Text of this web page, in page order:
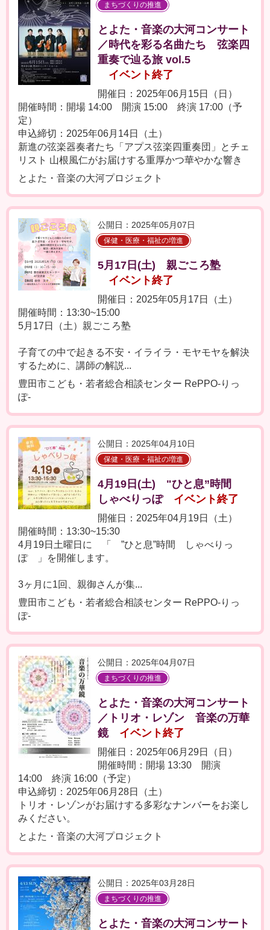
まちづくりの推進
とよた・音楽の大河コンサート
／時代を彩る名曲たち 弦楽四
重奏で辿る旅 vol.5
イベント終了
開催日：2025年06月15日（日）
開催時間：開場 14:00 開演 15:00 終演 17:00（予
定）
申込締切：2025年06月14日（土）
新進の弦楽器奏者たち「アプス弦楽四重奏団」とチェ
リスト 山根風仁がお届けする重厚かつ華やかな響き
とよた・音楽の大河プロジェクト
公開日：2025年05月07日
保健・医療・福祉の増進
5月17日(土) 親ごころ塾
イベント終了
開催日：2025年05月17日（土）
開催時間：13:30~15:00
5月17日（土）親ごころ塾
子育ての中で起きる不安・イライラ・モヤモヤを解決
するために、講師の解説...
豊田市こども・若者総合相談センター RePPO-りっ
ぽ-
公開日：2025年04月10日
保健・医療・福祉の増進
4月19日(土) "ひと息”時間
しゃべりっぽ
イベント終了
開催日：2025年04月19日（土）
開催時間：13:30~15:30
4月19日土曜日に 「 ”ひと息”時間 しゃべりっ
ぽ 」を開催します。
3ヶ月に1回、親御さんが集...
豊田市こども・若者総合相談センター RePPO-りっ
ぽ-
公開日：2025年04月07日
まちづくりの推進
とよた・音楽の大河コンサート
／トリオ・レゾン 音楽の万華
鏡
イベント終了
開催日：2025年06月29日（日）
開催時間：開場 13:30 開演
14:00 終演 16:00（予定）
申込締切：2025年06月28日（土）
トリオ・レゾンがお届けする多彩なナンバーをお楽し
みください。
とよた・音楽の大河プロジェクト
公開日：2025年03月28日
まちづくりの推進
とよた・音楽の大河コンサート